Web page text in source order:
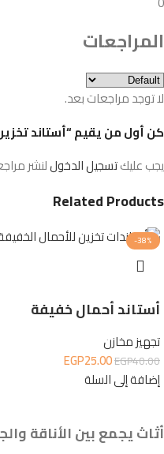
المراجعات
لا توجد مراجعات بعد.
كن أول من يقيم “أستاند
يجب عليكتسجيل الدخوللنشر
Related Products
-38%
أستاند أحمال خفيفة
تجهيز مخازن
EGP40.00
EGP25.00
إضافة إلى السلة
أثاث يجمع بين الأناقة